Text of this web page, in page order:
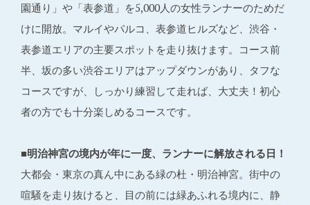
園通り」や「表参道」を5,000人の女性ランナーのためだ
けに開放。マルイやパルコ、表参道ヒルズなど、渋谷・
表参道エリアの主要スポットを走り抜けます。コース前
半、坂の多い渋谷エリアはアップダウンがあり、タフな
コースですが、しっかり練習して走れば、大丈夫！初心
者の方でも十分楽しめるコースです。
■明治神宮の境内が年に一度、ランナーに解放される日！
大都会・東京の真ん中にある緑の杜・明治神宮。街中の
喧騒を走り抜けると、目の前には緑あふれる境内に、静